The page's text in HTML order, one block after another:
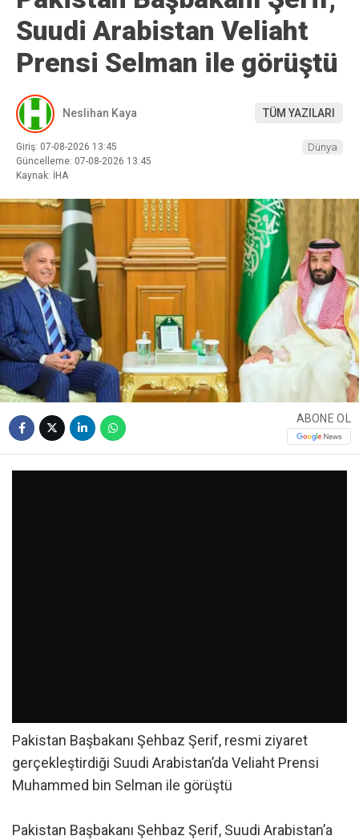
Suudi Arabistan Veliaht
Prensi Selman ile görüştü
Neslihan Kaya TÜM YAZILARI
Giriş: 07-08-2026 13:45
Güncelleme: 07-08-2026 13:45
Kaynak: İHA
Dünya
ABONE OL
Pakistan Başbakanı Şehbaz Şerif, resmi ziyaret
gerçekleştirdiği Suudi Arabistan’da Veliaht Prensi
Muhammed bin Selman ile görüştü
Pakistan Başbakanı Şehbaz Şerif, Suudi Arabistan’a